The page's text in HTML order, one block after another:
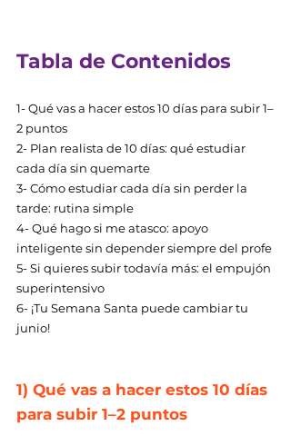
Tabla de Contenidos
1- Qué vas a hacer estos 10 días para subir 1–
2 puntos
2- Plan realista de 10 días: qué estudiar
cada día sin quemarte
3- Cómo estudiar cada día sin perder la
tarde: rutina simple
4- Qué hago si me atasco: apoyo
inteligente sin depender siempre del profe
5- Si quieres subir todavía más: el empujón
superintensivo
6- ¡Tu Semana Santa puede cambiar tu
junio!
1) Qué vas a hacer estos 10 días
para subir 1–2 puntos